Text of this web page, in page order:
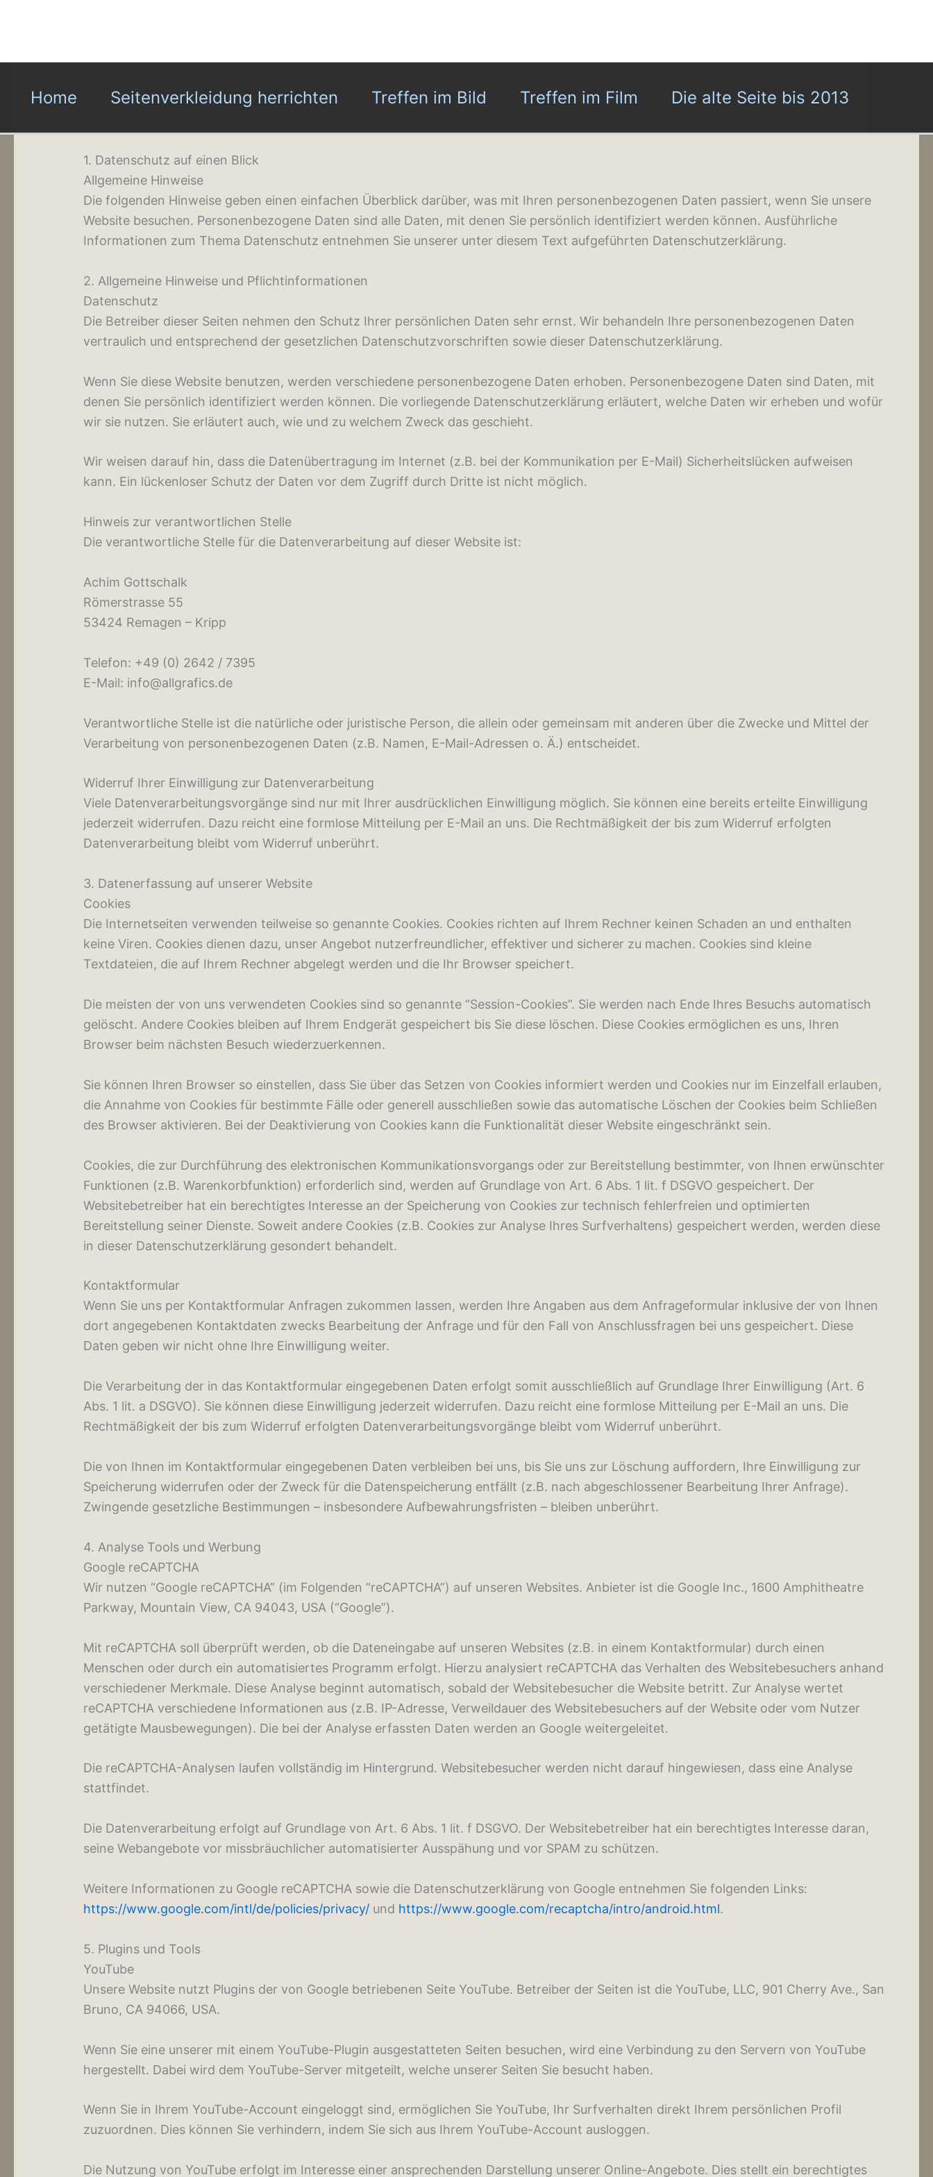
Home Seitenverkleidung herrichten Treffen im Bild Treffen im Film Die alte Seite bis 2013
1. Datenschutz auf einen Blick
Allgemeine Hinweise
Die folgenden Hinweise geben einen einfachen Überblick darüber, was mit Ihren personenbezogenen Daten passiert, wenn Sie unsere
Website besuchen. Personenbezogene Daten sind alle Daten, mit denen Sie persönlich identifiziert werden können. Ausführliche
Informationen zum Thema Datenschutz entnehmen Sie unserer unter diesem Text aufgeführten Datenschutzerklärung.
2. Allgemeine Hinweise und Pflichtinformationen
Datenschutz
Die Betreiber dieser Seiten nehmen den Schutz Ihrer persönlichen Daten sehr ernst. Wir behandeln Ihre personenbezogenen Daten
vertraulich und entsprechend der gesetzlichen Datenschutzvorschriften sowie dieser Datenschutzerklärung.
Wenn Sie diese Website benutzen, werden verschiedene personenbezogene Daten erhoben. Personenbezogene Daten sind Daten, mit
denen Sie persönlich identifiziert werden können. Die vorliegende Datenschutzerklärung erläutert, welche Daten wir erheben und wofür
wir sie nutzen. Sie erläutert auch, wie und zu welchem Zweck das geschieht.
Wir weisen darauf hin, dass die Datenübertragung im Internet (z.B. bei der Kommunikation per E-Mail) Sicherheitslücken aufweisen
kann. Ein lückenloser Schutz der Daten vor dem Zugriff durch Dritte ist nicht möglich.
Hinweis zur verantwortlichen Stelle
Die verantwortliche Stelle für die Datenverarbeitung auf dieser Website ist:
Achim Gottschalk
Römerstrasse 55
53424 Remagen – Kripp
Telefon: +49 (0) 2642 / 7395
E-Mail: info@allgrafics.de
Verantwortliche Stelle ist die natürliche oder juristische Person, die allein oder gemeinsam mit anderen über die Zwecke und Mittel der
Verarbeitung von personenbezogenen Daten (z.B. Namen, E-Mail-Adressen o. Ä.) entscheidet.
Widerruf Ihrer Einwilligung zur Datenverarbeitung
Viele Datenverarbeitungsvorgänge sind nur mit Ihrer ausdrücklichen Einwilligung möglich. Sie können eine bereits erteilte Einwilligung
jederzeit widerrufen. Dazu reicht eine formlose Mitteilung per E-Mail an uns. Die Rechtmäßigkeit der bis zum Widerruf erfolgten
Datenverarbeitung bleibt vom Widerruf unberührt.
3. Datenerfassung auf unserer Website
Cookies
Die Internetseiten verwenden teilweise so genannte Cookies. Cookies richten auf Ihrem Rechner keinen Schaden an und enthalten
keine Viren. Cookies dienen dazu, unser Angebot nutzerfreundlicher, effektiver und sicherer zu machen. Cookies sind kleine
Textdateien, die auf Ihrem Rechner abgelegt werden und die Ihr Browser speichert.
Die meisten der von uns verwendeten Cookies sind so genannte “Session-Cookies”. Sie werden nach Ende Ihres Besuchs automatisch
gelöscht. Andere Cookies bleiben auf Ihrem Endgerät gespeichert bis Sie diese löschen. Diese Cookies ermöglichen es uns, Ihren
Browser beim nächsten Besuch wiederzuerkennen.
Sie können Ihren Browser so einstellen, dass Sie über das Setzen von Cookies informiert werden und Cookies nur im Einzelfall erlauben,
die Annahme von Cookies für bestimmte Fälle oder generell ausschließen sowie das automatische Löschen der Cookies beim Schließen
des Browser aktivieren. Bei der Deaktivierung von Cookies kann die Funktionalität dieser Website eingeschränkt sein.
Cookies, die zur Durchführung des elektronischen Kommunikationsvorgangs oder zur Bereitstellung bestimmter, von Ihnen erwünschter
Funktionen (z.B. Warenkorbfunktion) erforderlich sind, werden auf Grundlage von Art. 6 Abs. 1 lit. f DSGVO gespeichert. Der
Websitebetreiber hat ein berechtigtes Interesse an der Speicherung von Cookies zur technisch fehlerfreien und optimierten
Bereitstellung seiner Dienste. Soweit andere Cookies (z.B. Cookies zur Analyse Ihres Surfverhaltens) gespeichert werden, werden diese
in dieser Datenschutzerklärung gesondert behandelt.
Kontaktformular
Wenn Sie uns per Kontaktformular Anfragen zukommen lassen, werden Ihre Angaben aus dem Anfrageformular inklusive der von Ihnen
dort angegebenen Kontaktdaten zwecks Bearbeitung der Anfrage und für den Fall von Anschlussfragen bei uns gespeichert. Diese
Daten geben wir nicht ohne Ihre Einwilligung weiter.
Die Verarbeitung der in das Kontaktformular eingegebenen Daten erfolgt somit ausschließlich auf Grundlage Ihrer Einwilligung (Art. 6
Abs. 1 lit. a DSGVO). Sie können diese Einwilligung jederzeit widerrufen. Dazu reicht eine formlose Mitteilung per E-Mail an uns. Die
Rechtmäßigkeit der bis zum Widerruf erfolgten Datenverarbeitungsvorgänge bleibt vom Widerruf unberührt.
Die von Ihnen im Kontaktformular eingegebenen Daten verbleiben bei uns, bis Sie uns zur Löschung auffordern, Ihre Einwilligung zur
Speicherung widerrufen oder der Zweck für die Datenspeicherung entfällt (z.B. nach abgeschlossener Bearbeitung Ihrer Anfrage).
Zwingende gesetzliche Bestimmungen – insbesondere Aufbewahrungsfristen – bleiben unberührt.
4. Analyse Tools und Werbung
Google reCAPTCHA
Wir nutzen “Google reCAPTCHA” (im Folgenden “reCAPTCHA”) auf unseren Websites. Anbieter ist die Google Inc., 1600 Amphitheatre
Parkway, Mountain View, CA 94043, USA (“Google”).
Mit reCAPTCHA soll überprüft werden, ob die Dateneingabe auf unseren Websites (z.B. in einem Kontaktformular) durch einen
Menschen oder durch ein automatisiertes Programm erfolgt. Hierzu analysiert reCAPTCHA das Verhalten des Websitebesuchers anhand
verschiedener Merkmale. Diese Analyse beginnt automatisch, sobald der Websitebesucher die Website betritt. Zur Analyse wertet
reCAPTCHA verschiedene Informationen aus (z.B. IP-Adresse, Verweildauer des Websitebesuchers auf der Website oder vom Nutzer
getätigte Mausbewegungen). Die bei der Analyse erfassten Daten werden an Google weitergeleitet.
Die reCAPTCHA-Analysen laufen vollständig im Hintergrund. Websitebesucher werden nicht darauf hingewiesen, dass eine Analyse
stattfindet.
Die Datenverarbeitung erfolgt auf Grundlage von Art. 6 Abs. 1 lit. f DSGVO. Der Websitebetreiber hat ein berechtigtes Interesse daran,
seine Webangebote vor missbräuchlicher automatisierter Ausspähung und vor SPAM zu schützen.
Weitere Informationen zu Google reCAPTCHA sowie die Datenschutzerklärung von Google entnehmen Sie folgenden Links:
https://www.google.com/intl/de/policies/privacy/ und https://www.google.com/recaptcha/intro/android.html.
5. Plugins und Tools
YouTube
Unsere Website nutzt Plugins der von Google betriebenen Seite YouTube. Betreiber der Seiten ist die YouTube, LLC, 901 Cherry Ave., San
Bruno, CA 94066, USA.
Wenn Sie eine unserer mit einem YouTube-Plugin ausgestatteten Seiten besuchen, wird eine Verbindung zu den Servern von YouTube
hergestellt. Dabei wird dem YouTube-Server mitgeteilt, welche unserer Seiten Sie besucht haben.
Wenn Sie in Ihrem YouTube-Account eingeloggt sind, ermöglichen Sie YouTube, Ihr Surfverhalten direkt Ihrem persönlichen Profil
zuzuordnen. Dies können Sie verhindern, indem Sie sich aus Ihrem YouTube-Account ausloggen.
Die Nutzung von YouTube erfolgt im Interesse einer ansprechenden Darstellung unserer Online-Angebote. Dies stellt ein berechtigtes